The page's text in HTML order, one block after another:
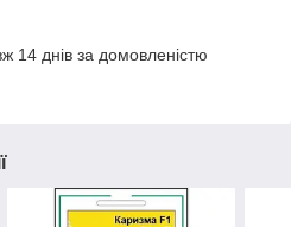
14 днів за домовленістю